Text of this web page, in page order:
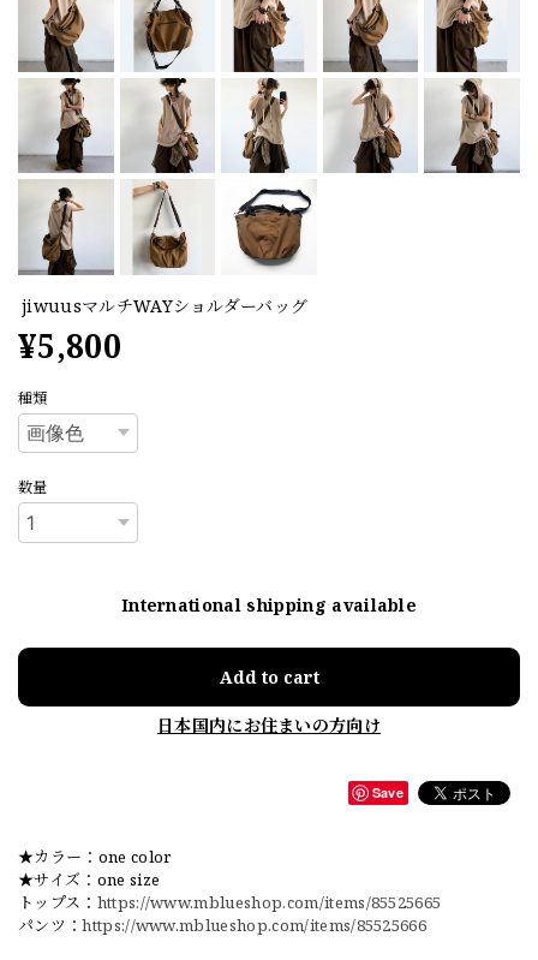
jiwuusマルチWAYショルダーバッグ
¥5,800
種類
数量
International shipping available
Add to cart
日本国内にお住まいの方向け
Save
★カラー：one color
★サイズ：one size
トップス： https://www.mblueshop.com/items/85525665
パンツ：https://www.mblueshop.com/items/85525666